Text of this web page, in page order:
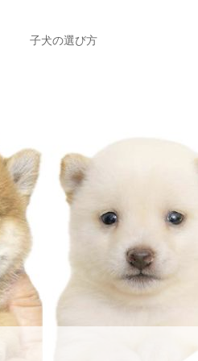
子犬の選び方